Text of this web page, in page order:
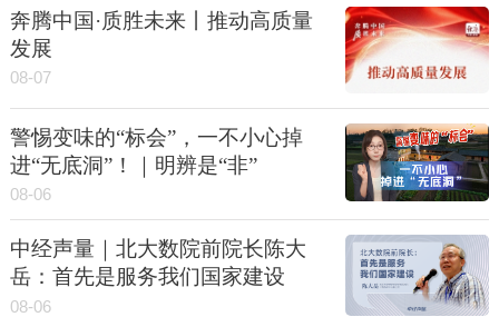
奔腾中国·质胜未来丨推动高质量
发展
08-07
警惕变味的“标会”，一不小心掉
进“无底洞”！｜明辨是“非”
08-06
中经声量｜北大数院前院长陈大
岳：首先是服务我们国家建设
08-06